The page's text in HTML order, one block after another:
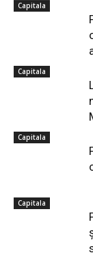
Capitala
Capitala
Capitala
Capitala